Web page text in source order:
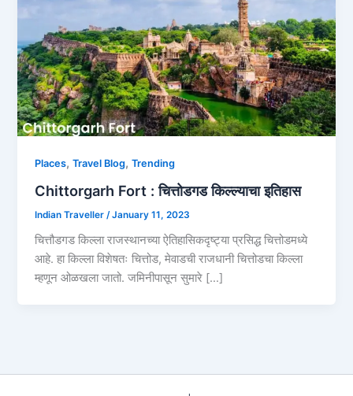
Places,Travel Blog,Trending
Chittorgarh Fort : चित्तोडगड किल्ल्याचा इतिहास
Indian Traveller /January 11, 2023
चित्तौडगड किल्ला राजस्थानच्या ऐतिहासिकदृष्ट्या प्रसिद्ध चित्तोडमध्ये
आहे. हा किल्ला विशेषतः चित्तोड, मेवाडची राजधानी चित्तोडचा किल्ला
म्हणून ओळखला जातो. जमिनीपासून सुमारे […]